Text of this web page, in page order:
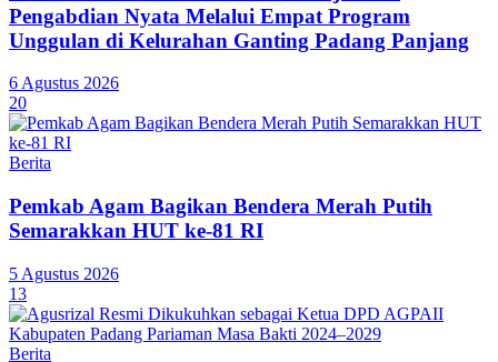
Pengabdian Nyata Melalui Empat Program
Unggulan di Kelurahan Ganting Padang Panjang
6 Agustus 2026
20
Berita
Pemkab Agam Bagikan Bendera Merah Putih
Semarakkan HUT ke-81 RI
5 Agustus 2026
13
Berita